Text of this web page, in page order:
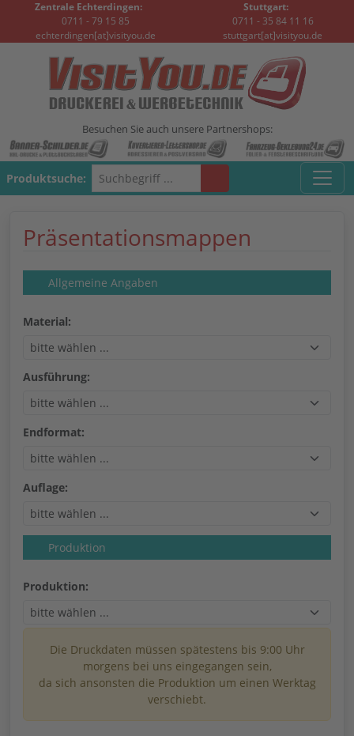
Zentrale Echterdingen:
0711 - 79 15 85
echterdingen[at]visityou.de
Stuttgart:
0711 - 35 84 11 16
stuttgart[at]visityou.de
Besuchen Sie auch unsere Partnershops:
Produktsuche:
Präsentationsmappen
Allgemeine Angaben
Material:
Ausführung:
Endformat:
Auflage:
Produktion
Produktion:
Die Druckdaten müssen spätestens bis 9:00 Uhr
morgens bei uns eingegangen sein,
da sich ansonsten die Produktion um einen Werktag
verschiebt.